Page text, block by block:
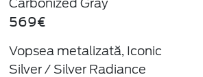
Carbonized Gray
569€
Vopsea metalizată, Iconic
Silver / Silver Radiance